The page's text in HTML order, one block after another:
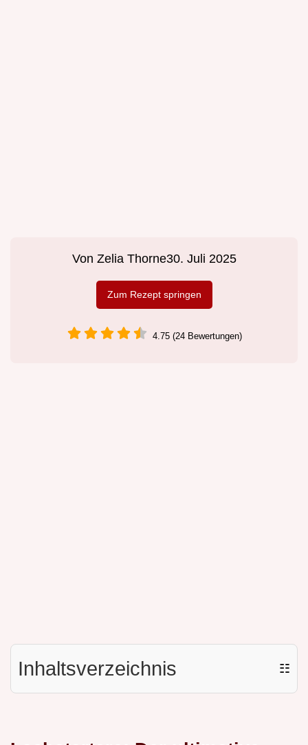
Von Zelia Thorne30. Juli 2025
Zum Rezept springen
4.75 (24 Bewertungen)
Inhaltsverzeichnis ☷